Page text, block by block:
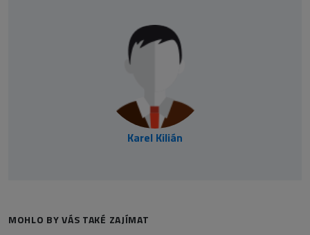
Karel Kilián
MOHLO BY VÁS TAKÉ ZAJÍMAT